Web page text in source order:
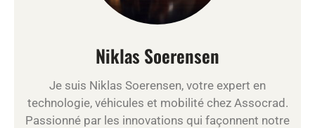
Niklas Soerensen
Je suis Niklas Soerensen, votre expert en
technologie, véhicules et mobilité chez Assocrad.
Passionné par les innovations qui façonnent notre